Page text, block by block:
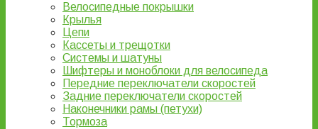
Велосипедные покрышки
Крылья
Цепи
Кассеты и трещотки
Системы и шатуны
Шифтеры и моноблоки для велосипеда
Передние переключатели скоростей
Задние переключатели скоростей
Наконечники рамы (петухи)
Тормоза